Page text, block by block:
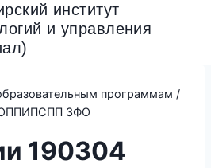
институт
и управления
программам /
ЗФО
190304